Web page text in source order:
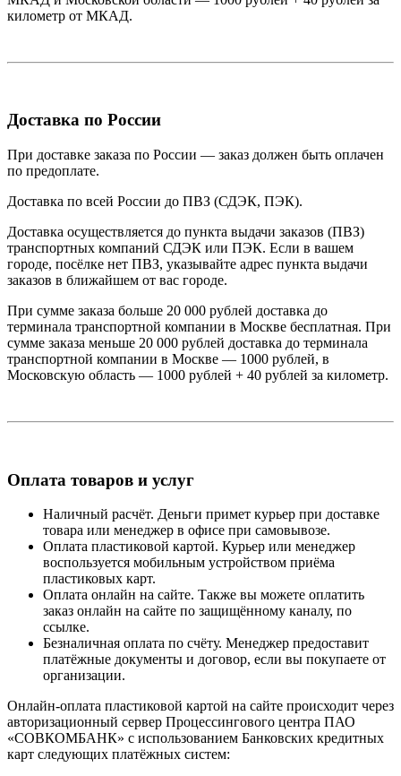
километр от МКАД.
Доставка по России
При доставке заказа по России — заказ должен быть оплачен
по предоплате.
Доставка по всей России до ПВЗ (СДЭК, ПЭК).
Доставка осуществляется до пункта выдачи заказов (ПВЗ)
транспортных компаний СДЭК или ПЭК. Если в вашем
городе, посёлке нет ПВЗ, указывайте адрес пункта выдачи
заказов в ближайшем от вас городе.
При сумме заказа больше 20 000 рублей доставка до
терминала транспортной компании в Москве бесплатная. При
сумме заказа меньше 20 000 рублей доставка до терминала
транспортной компании в Москве — 1000 рублей, в
Московскую область — 1000 рублей + 40 рублей за километр.
Оплата товаров и услуг
Наличный расчёт. Деньги примет курьер при доставке
товара или менеджер в офисе при самовывозе.
Оплата пластиковой картой. Курьер или менеджер
воспользуется мобильным устройством приёма
пластиковых карт.
Оплата онлайн на сайте. Также вы можете оплатить
заказ онлайн на сайте по защищённому каналу, по
ссылке.
Безналичная оплата по счёту. Менеджер предоставит
платёжные документы и договор, если вы покупаете от
организации.
Онлайн-оплата пластиковой картой на сайте происходит через
авторизационный сервер Процессингового центра ПАО
«СОВКОМБАНК» с использованием Банковских кредитных
карт следующих платёжных систем: